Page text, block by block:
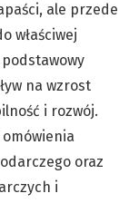
ale przede
właściwej
na wzrost
i rozwój.
oraz
i